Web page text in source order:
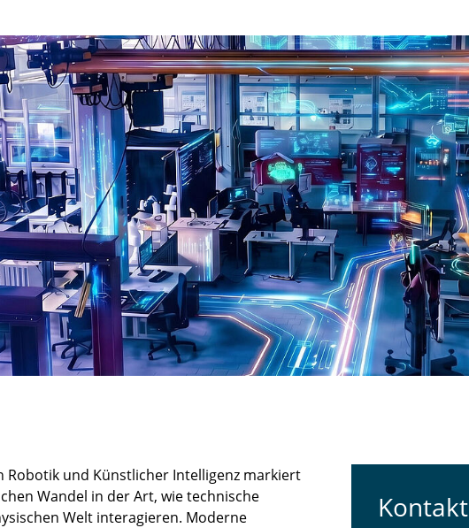
Robotik und Künstlicher Intelligenz markiert
Wandel in der Art, wie technische
Welt interagieren. Moderne
Kontakt